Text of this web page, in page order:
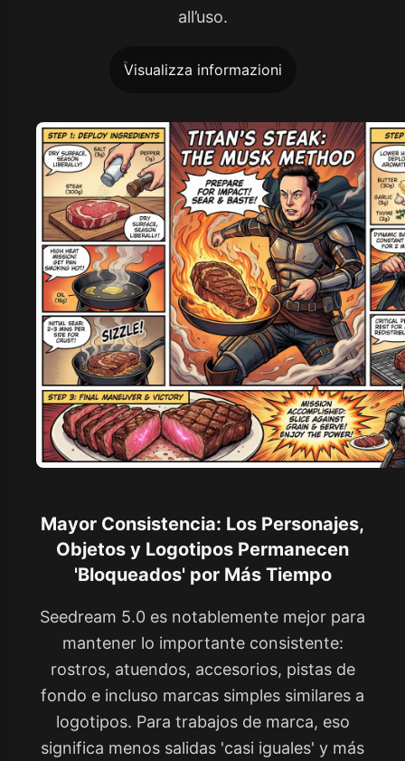
all’uso.
Visualizza informazioni
Mayor Consistencia: Los Personajes,
Objetos y Logotipos Permanecen
'Bloqueados' por Más Tiempo
Seedream 5.0 es notablemente mejor para
mantener lo importante consistente:
rostros, atuendos, accesorios, pistas de
fondo e incluso marcas simples similares a
logotipos. Para trabajos de marca, eso
significa menos salidas 'casi iguales' y más